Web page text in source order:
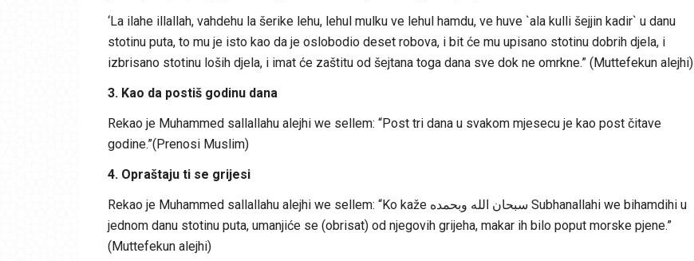
‘La ilahe illallah, vahdehu la šerike lehu, lehul mulku ve lehul hamdu, ve huve `ala kulli šejjin kadir` u danu
stotinu puta, to mu je isto kao da je oslobodio deset robova, i bit će mu upisano stotinu dobrih djela, i
izbrisano stotinu loših djela, i imat će zaštitu od šejtana toga dana sve dok ne omrkne.” (Muttefekun alejhi)
3. Kao da postiš godinu dana
Rekao je Muhammed sallallahu alejhi we sellem: “Post tri dana u svakom mjesecu je kao post čitave
godine.”(Prenosi Muslim)
4. Opraštaju ti se grijesi
Rekao je Muhammed sallallahu alejhi we sellem: “Ko kaže سبحان الله وبحمده Subhanallahi we bihamdihi u
jednom danu stotinu puta, umanjiće se (obrisat) od njegovih grijeha, makar ih bilo poput morske pjene.”
(Muttefekun alejhi)